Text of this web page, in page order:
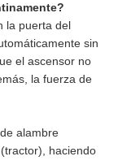
la puerta del
sin
el ascensor no
la fuerza de
alambre
haciendo